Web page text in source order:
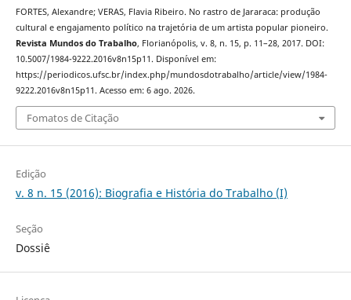
FORTES, Alexandre; VERAS, Flavia Ribeiro. No rastro de Jararaca: produção
cultural e engajamento político na trajetória de um artista popular pioneiro.
Revista Mundos do Trabalho, Florianópolis, v. 8, n. 15, p. 11–28, 2017. DOI:
10.5007/1984-9222.2016v8n15p11. Disponível em:
https://periodicos.ufsc.br/index.php/mundosdotrabalho/article/view/1984-
9222.2016v8n15p11. Acesso em: 6 ago. 2026.
Fomatos de Citação
Edição
v. 8 n. 15 (2016): Biografia e História do Trabalho (I)
Seção
Dossiê